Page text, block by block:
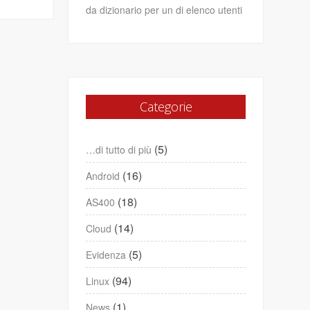
da dizionario per un di elenco utenti
Categorie
…di tutto di più (5)
Android (16)
AS400 (18)
Cloud (14)
Evidenza (5)
Linux (94)